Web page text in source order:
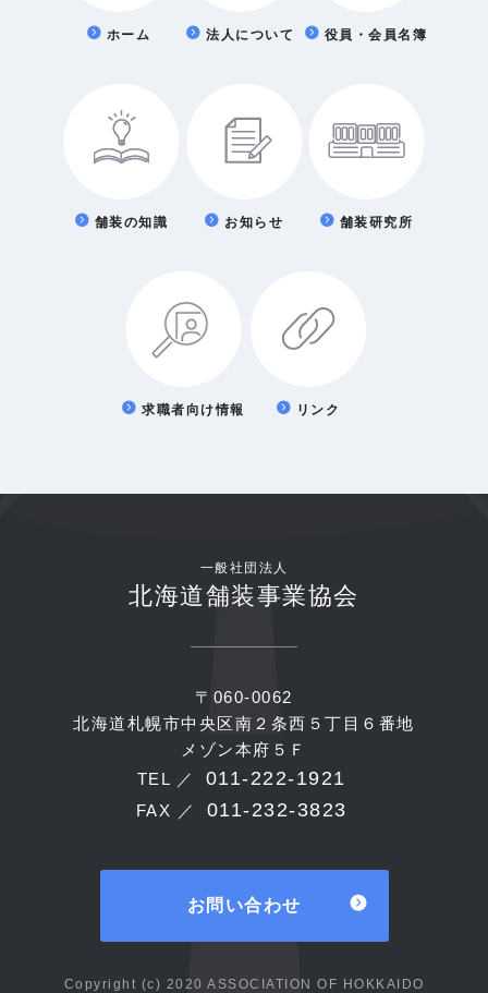
ホーム 法人について 役員・会員名簿
舗装の知識 お知らせ 舗装研究所
求職者向け情報 リンク
一般社団法人
北海道舗装事業協会
〒060-0062
北海道札幌市中央区南２条西５丁目６番地
メゾン本府５Ｆ
TEL ／
011-222-1921
FAX ／ 011-232-3823
お問い合わせ
Copyright (c) 2020 ASSOCIATION OF HOKKAIDO